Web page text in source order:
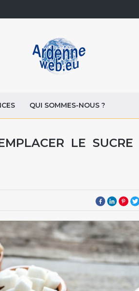
QUI SOMMES-NOUS ?
LE SUCRE